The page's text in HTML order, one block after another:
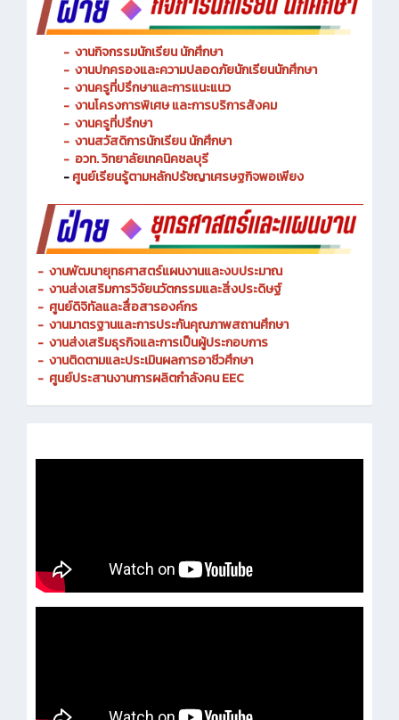
- งานกิจกรรมนักเรียน นักศึกษา
- งานปกครองและความปลอดภัยนักเรียนนักศึกษา
- งานครูที่ปรึกษาและการแนะแนว
- งานโครงการพิเศษ และการบริการสังคม
- งานครูที่ปรึกษา
- งานสวัสดิการนักเรียน นักศึกษา
- อวท. วิทยาลัยเทคนิคชลบุรี
-ศูนย์เรียนรู้ตามหลักปรัชญาเศรษฐกิจพอเพียง
- งานพัฒนายุทธศาสตร์แผนงานและงบประมาณ
- งานส่งเสริมการวิจัยนวัตกรรมและสิ่งประดิษฐ์
- ศูนย์ดิจิทัลและสื่อสารองค์กร
- งานมาตรฐานและการประกันคุณภาพสถานศึกษา
- งานส่งเสริมธุรกิจและการเป็นผู้ประกอบการ
- งานติดตามและประเมินผลการอาชีวศึกษา
- ศูนย์ประสานงานการผลิตกำลังคน EEC